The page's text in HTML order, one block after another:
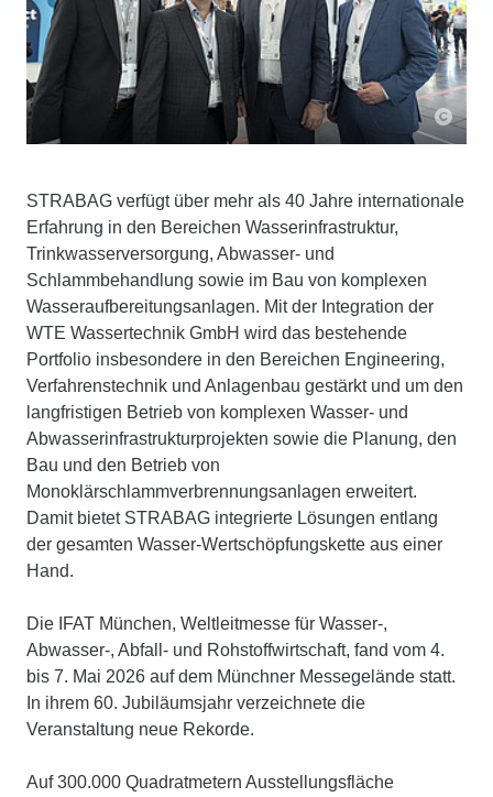
STRABAG verfügt über mehr als 40 Jahre internationale
Erfahrung in den Bereichen Wasserinfrastruktur,
Trinkwasserversorgung, Abwasser- und
Schlammbehandlung sowie im Bau von komplexen
Wasseraufbereitungsanlagen. Mit der Integration der
WTE Wassertechnik GmbH wird das bestehende
Portfolio insbesondere in den Bereichen Engineering,
Verfahrenstechnik und Anlagenbau gestärkt und um den
langfristigen Betrieb von komplexen Wasser- und
Abwasserinfrastrukturprojekten sowie die Planung, den
Bau und den Betrieb von
Monoklärschlammverbrennungsanlagen erweitert.
Damit bietet STRABAG integrierte Lösungen entlang
der gesamten Wasser-Wertschöpfungskette aus einer
Hand.
Die IFAT München, Weltleitmesse für Wasser-,
Abwasser-, Abfall- und Rohstoffwirtschaft, fand vom 4.
bis 7. Mai 2026 auf dem Münchner Messegelände statt.
In ihrem 60. Jubiläumsjahr verzeichnete die
Veranstaltung neue Rekorde.
Auf 300.000 Quadratmetern Ausstellungsfläche